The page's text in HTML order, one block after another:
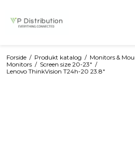
Forside / Produkt katalog / Monitors &
Monitors / Screen size 20-23" /
Lenovo ThinkVision T24h-20 23.8"